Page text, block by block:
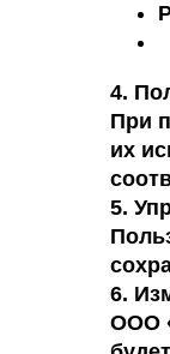
4.
При
их
5.
6.
ООО